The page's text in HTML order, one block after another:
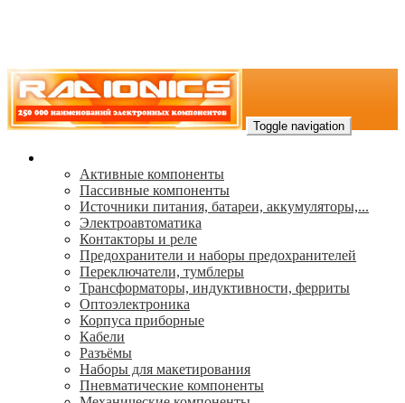
Toggle navigation
Активные компоненты
Пассивные компоненты
Источники питания, батареи, аккумуляторы,...
Электроавтоматика
Контакторы и реле
Предохранители и наборы предохранителей
Переключатели, тумблеры
Трансформаторы, индуктивности, ферриты
Oптоэлектроника
Корпуса приборные
Кабели
Разъёмы
Наборы для макетирования
Пневматические компоненты